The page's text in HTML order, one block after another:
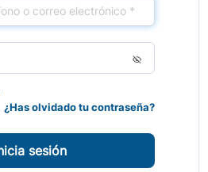
¿Has olvidado tu contraseña?